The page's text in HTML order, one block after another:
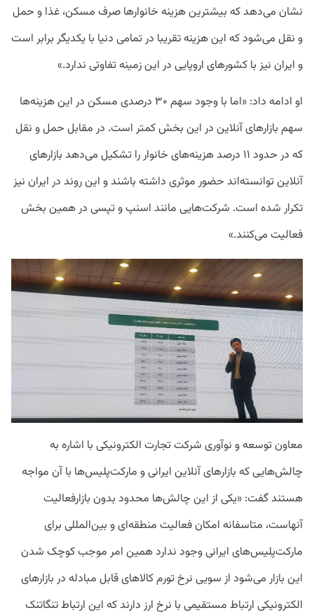
نشان می‌دهد که بیشترین هزینه خانوارها صرف مسکن، غذا و حمل
و نقل می‌شود که این هزینه تقریبا در تمامی دنیا با یکدیگر برابر است
و ایران نیز با کشورهای اروپایی در این زمینه تفاوتی ندارد.»
او ادامه داد: «اما با وجود سهم ۳۰ درصدی مسکن در این هزینه‌ها
سهم بازارهای آنلاین در این بخش کمتر است. در مقابل حمل و نقل
که در حدود ۱۱ درصد هزینه‌های خانوار را تشکیل می‌دهد بازارهای
آنلاین توانسته‌اند حضور موثری داشته باشند و این روند در ایران نیز
تکرار شده است. شرکت‌هایی مانند اسنپ و تپسی در همین بخش
فعالیت می‌کنند.»
معاون توسعه و نوآوری شرکت تجارت الکترونیکی با اشاره به
چالش‌هایی که بازارهای آنلاین ایرانی و مارکت‌پلیس‌ها با آن مواجه
هستند گفت: «یکی از این چالش‌ها محدود بدون بازارفعالیت
آنهاست، متاسفانه امکان فعالیت منطقه‌ای و بین‌المللی برای
مارکت‌پلیس‌های ایرانی وجود ندارد همین امر موجب کوچک شدن
این بازار می‌شود از سویی نرخ تورم کالاهای قابل مبادله در بازارهای
الکترونیکی ارتباط مستقیمی با نرخ ارز دارند که این ارتباط تنگاتنک